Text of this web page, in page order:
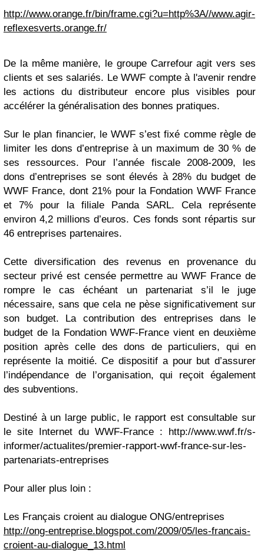
http://www.orange.fr/bin/frame.cgi?u=http%3A//www.agir-
reflexesverts.orange.fr/
De la même manière, le groupe Carrefour agit vers ses
clients et ses salariés. Le WWF compte à l'avenir rendre
les actions du distributeur encore plus visibles pour
accélérer la généralisation des bonnes pratiques.
Sur le plan financier, le WWF s’est fixé comme règle de
limiter les dons d’entreprise à un maximum de 30 % de
ses ressources. Pour l’année fiscale 2008-2009, les
dons d’entreprises se sont élevés à 28% du budget de
WWF France, dont 21% pour la Fondation WWF France
et 7% pour la filiale Panda SARL. Cela représente
environ 4,2 millions d’euros. Ces fonds sont répartis sur
46 entreprises partenaires.
Cette diversification des revenus en provenance du
secteur privé est censée permettre au WWF France de
rompre le cas échéant un partenariat s’il le juge
nécessaire, sans que cela ne pèse significativement sur
son budget. La contribution des entreprises dans le
budget de la Fondation WWF-France vient en deuxième
position après celle des dons de particuliers, qui en
représente la moitié. Ce dispositif a pour but d’assurer
l’indépendance de l’organisation, qui reçoit également
des subventions.
Destiné à un large public, le rapport est consultable sur
le site Internet du WWF-France : http://www.wwf.fr/s-
informer/actualites/premier-rapport-wwf-france-sur-les-
partenariats-entreprises
Pour aller plus loin :
Les Français croient au dialogue ONG/entreprises
http://ong-entreprise.blogspot.com/2009/05/les-francais-
croient-au-dialogue_13.html